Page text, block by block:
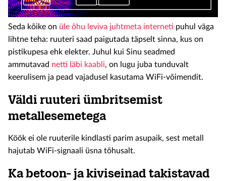
Seda kõike on üle õhu leviva juhtmeta interneti puhul väga
lihtne teha: ruuteri saad paigutada täpselt sinna, kus on
pistikupesa ehk elekter. Juhul kui Sinu seadmed
ammutavad netti läbi kaabli, on lugu juba tunduvalt
keerulisem ja pead vajadusel kasutama WiFi-võimendit.
Väldi ruuteri ümbritsemist
metallesemetega
Köök ei ole ruuterile kindlasti parim asupaik, sest metall
hajutab WiFi-signaali üsna tõhusalt.
Ka betoon- ja kiviseinad takistavad